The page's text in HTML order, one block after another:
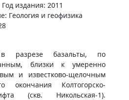
издания: 2011
Геология и геофизика
в разрезе базальты, по
близки к умеренно
и известково-щелочным
окончания Колтогорско-
(скв. Никольская-1).